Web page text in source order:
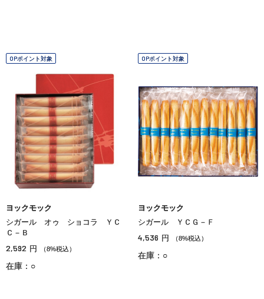
OPポイント対象
ヨックモック
シガール オゥ ショコラ ＹＣ
Ｃ－Ｂ
2,592 円 （8%税込）
在庫：○
OPポイント対象
ヨックモック
シガール ＹＣＧ－Ｆ
4,536 円 （8%税込）
在庫：○